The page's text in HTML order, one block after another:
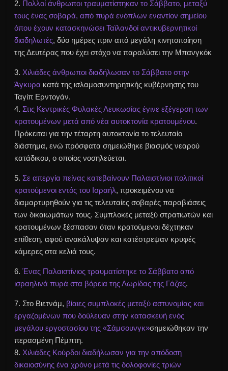
2. Πολλοί άνθρωποι τραυματίστηκαν το Σάββατο, μεταξύ
τους ένας σοβαρά, από πυρά ενόπλων εναντίον σημείου
όπου έχουν κατασκηνώσειΤαϊλανδοί αντικυβερνητικοί
διαδηλωτές, δύο ημέρες πριν από μεγάλη κινητοποίηση
της Δευτέρας που έχει στόχο να παραλύσει την Μπανγκόκ
3. Χιλιάδες άνθρωποι διαδήλωσαν το Σάββατο στην
Άγκυρα κατά της ισλαμοσυντηρητικής κυβέρνησης του
Ταγίπ Ερντογάν.
4. Στις Κεντρικές Φυλακές Λευκωσίας έγινε εξέγερση των
κρατουμένων μετά από νέα αυτοκτονία κρατουμένου.
Πρόκειται για την τέταρτη αυτοκτονία το τελευταίο
διάστημα, ενώ πρόσφατα σημειώθηκε βιασμός νεαρού
κατάδικου, ο οποίος νοσηλεύεται.
5. Σε απεργία πείνας κατεβαίνουν Παλαιστίνιοι πολιτικοί
κρατούμενοι εντός του Ισραήλ, προκειμένου να
διαμαρτυρηθούν για τις τελευταίες σοβαρές παραβιάσεις
των δικαιωμάτων τους. Συμπλοκές μεταξύ στρατιωτών και
κρατουμένων ξέσπασαν όταν κρατούμενοι δέχτηκαν
επίθεση, αφού ανακάλυψαν και κατέστρεψαν κρυφές
κάμερες στα κελιά τους.
6.Ένας Παλαιστίνιος τραυματίστηκε το Σάββατο από
ισραηλινά πυρά στα βόρεια της Λωρίδας της Γάζας.
7. Στο Βιετνάμ, βίαιες συμπλοκές μεταξύ αστυνομίας και
εργαζομένων που δούλευαν στην κατασκευή ενός
μεγάλου εργοστασίου της «Σάμσουνγκ»σημειώθηκαν την
περασμένη Πέμπτη.
8. Χιλιάδες Κούρδοι διαδήλωσαν για την απόδοση
δικαιοσύνης ένα χρόνο μετά τις δολοφονίες τριών